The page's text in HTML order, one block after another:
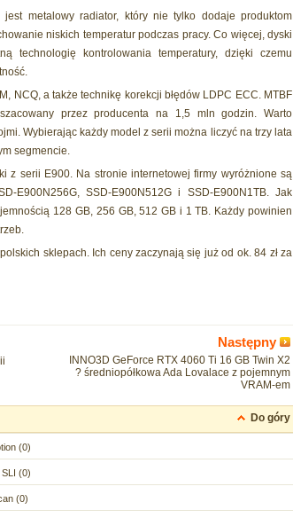
jest metalowy radiator, który nie tylko dodaje produktom
niskich temperatur podczas pracy. Co więcej, dyski
technologię kontrolowania temperatury, dzięki czemu
NCQ, a także technikę korekcji błędów LDPC ECC. MTBF
przez producenta na 1,5 mln godzin. Warto
Wybierając każdy model z serii można liczyć na trzy lata
segmencie.
z serii E900. Na stronie internetowej firmy wyróżnione są
E900N256G, SSD-E900N512G i SSD-E900N1TB. Jak
128 GB, 256 GB, 512 GB i 1 TB. Każdy powinien
sklepach. Ich ceny zaczynają się już od ok. 84 zł za
Następny
INNO3D GeForce RTX 4060 Ti 16 GB Twin X2
? średniopółkowa Ada Lovalace z pojemnym
VRAM-em
Do góry
(0)
(0)
(0)